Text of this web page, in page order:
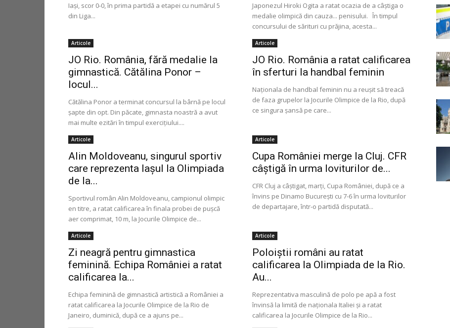
Iaşi, scor 0-0, în prima partidă a etapei cu numărul 5
din Liga...
Japonezul Hiroki Ogita a ratat ocazia de a câștiga o
medalie olimpică din cauza... penisului. În timpul
concursului de sărituri cu prăjina, acesta...
Articole
JO Rio. România, fără medalie la
gimnastică. Cătălina Ponor –
locul...
Cătălina Ponor a terminat concursul la bârnă pe locul
șapte din opt. Din păcate, gimnasta noastră a avut
mai multe ezitări în timpul exercițiului....
Articole
JO Rio. România a ratat calificarea
în sferturi la handbal feminin
Naționala de handbal feminin nu a reușit să treacă
de faza grupelor la Jocurile Olimpice de la Rio, după
ce singura șansă pe care...
Articole
Alin Moldoveanu, singurul sportiv
care reprezenta Iașul la Olimpiada
de la...
Sportivul român Alin Moldoveanu, campionul olimpic
en titre, a ratat calificarea în finala probei de pușcă
aer comprimat, 10 m, la Jocurile Olimpice de...
Articole
Cupa României merge la Cluj. CFR
câștigă în urma loviturilor de...
CFR Cluj a câştigat, marţi, Cupa României, după ce a
învins pe Dinamo Bucureşti cu 7-6 în urma loviturilor
de departajare, într-o partidă disputată...
Articole
Zi neagră pentru gimnastica
feminină. Echipa României a ratat
calificarea la...
Echipa feminină de gimnastică artistică a României a
ratat calificarea la Jocurile Olimpice de la Rio de
Janeiro, duminică, după ce a ajuns pe...
Articole
Poloiştii români au ratat
calificarea la Olimpiada de la Rio.
Au...
Reprezentativa masculină de polo pe apă a fost
învinsă la limită de naţionala Italiei şi a ratat
calificarea la Jocurile Olimpice de la Rio...